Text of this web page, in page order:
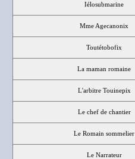
Iélosubmarine
Mme Agecanonix
Toutétobofix
La maman romaine
L'arbitre Touinepix
Le chef de chantier
Le Romain sommelier
Le Narrateur